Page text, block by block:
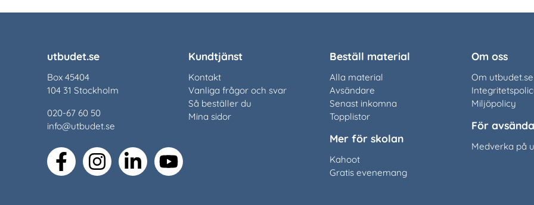
utbudet.se
Box 45404
104 31 Stockholm
020-67 60 50
info@utbudet.se
facebookinstagramlinkedin youtube
Kundtjänst
Kontakt
Vanliga frågor och svar
Så beställer du
Mina sidor
Beställ material
Alla material
Avsändare
Senast inkomna
Topplistor
Mer för skolan
Kahoot
Gratis evenemang
Om oss
Om utbudet.se
Miljöpolicy
För
Medverka på